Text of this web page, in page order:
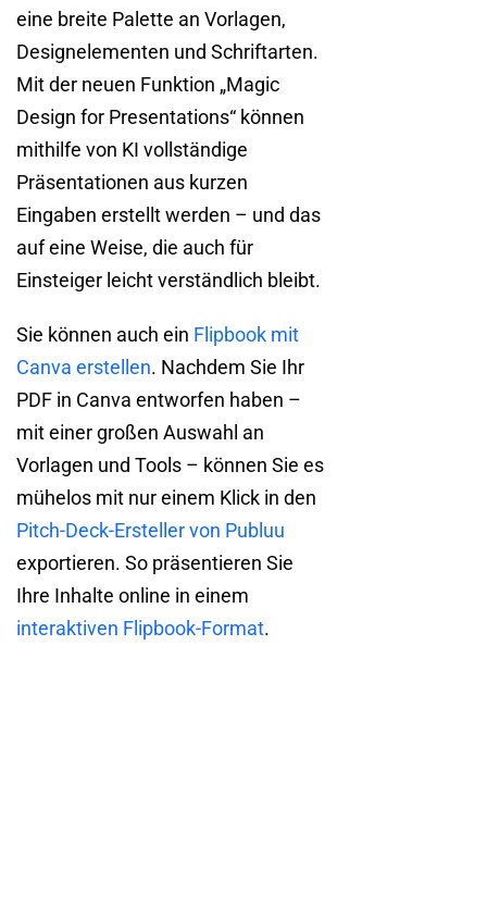
eine breite Palette an Vorlagen,
Designelementen und Schriftarten.
Mit der neuen Funktion „Magic
Design for Presentations“ können
mithilfe von KI vollständige
Präsentationen aus kurzen
Eingaben erstellt werden – und das
auf eine Weise, die auch für
Einsteiger leicht verständlich bleibt.
Sie können auch ein Flipbook mit
Canva erstellen. Nachdem Sie Ihr
PDF in Canva entworfen haben –
mit einer großen Auswahl an
Vorlagen und Tools – können Sie es
mühelos mit nur einem Klick in den
Pitch-Deck-Ersteller von Publuu
exportieren. So präsentieren Sie
Ihre Inhalte online in einem
interaktiven Flipbook-Format.